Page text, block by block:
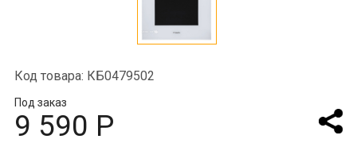
Код товара: КБ0479502
Под заказ
9 590 Р